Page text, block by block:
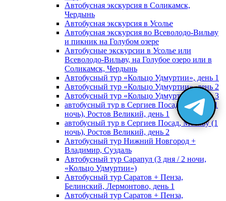
Автобусная экскурсия в Соликамск,
Чердынь
Автобусная экскурсия в Усолье
Автобусная экскурсия во Всеволодо-Вильву
и пикник на Голубом озере
Автобусные экскурсии в Усолье или
Всеволодо-Вильву, на Голубое озеро или в
Соликамск, Чердынь
Автобусный тур «Кольцо Удмуртии», день 1
Автобусный тур «Кольцо Удмуртии», день 2
Автобусный тур «Кольцо Удмуртии», день 3
автобусный тур в Сергиев Посад, Москву (1
ночь), Ростов Великий, день 1
автобусный тур в Сергиев Посад, Москву (1
ночь), Ростов Великий, день 2
Автобусный тур Нижний Новгород +
Владимир, Суздаль
Автобусный тур Сарапул (3 дня / 2 ночи,
«Кольцо Удмуртии»)
Автобусный тур Саратов + Пенза,
Белинский, Лермонтово, день 1
Автобусный тур Саратов + Пенза,